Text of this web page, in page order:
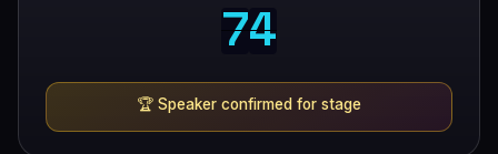
7
74
4
🏆 Speaker confirmed for stage